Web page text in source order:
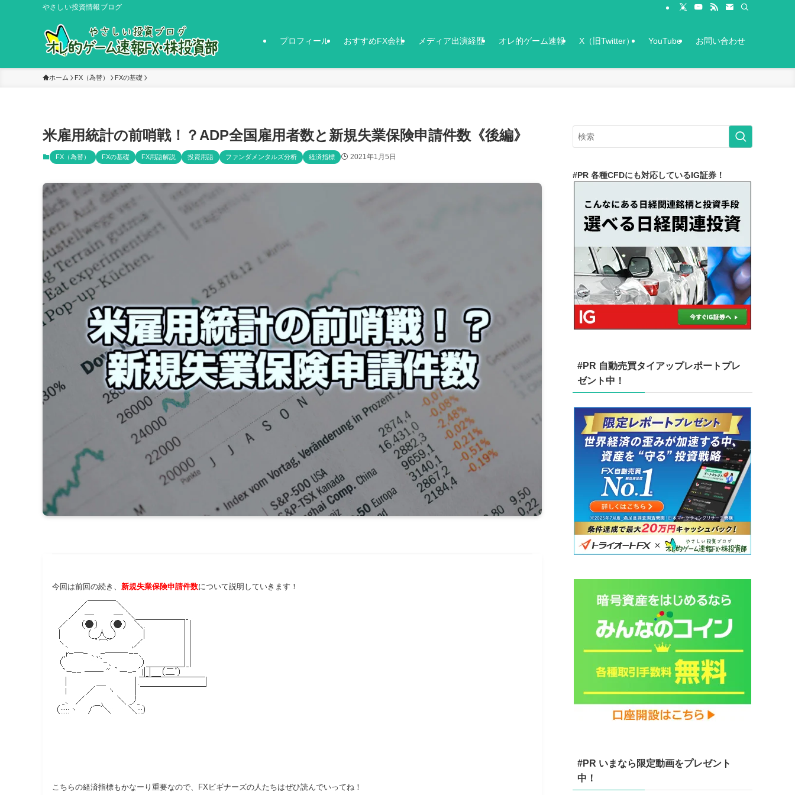
やさしい投資情報ブログ
プロフィール おすすめFX会社 メディア出演経歴 オレ的ゲーム速報 X（旧Twitter） YouTube お問い合わせ
ホーム FX（為替） FXの基礎
米雇用統計の前哨戦！？ADP全国雇用者数と新規失業保険申請件数《後編》
FX（為替） FXの基礎 FX用語解説 投資用語 ファンダメンタルズ分析 経済指標 2021年1月5日
今回は前回の続き、 新規失業保険申請件数について説明していきます！
こちらの経済指標もかなーり重要なので、FXビギナーズの人たちはぜひ読んでいってね！
#PR 各種CFDにも対応しているIG証券！
#PR 自動売買タイアップレポートプレ
ゼント中！
#PR いまなら限定動画をプレゼント
中！